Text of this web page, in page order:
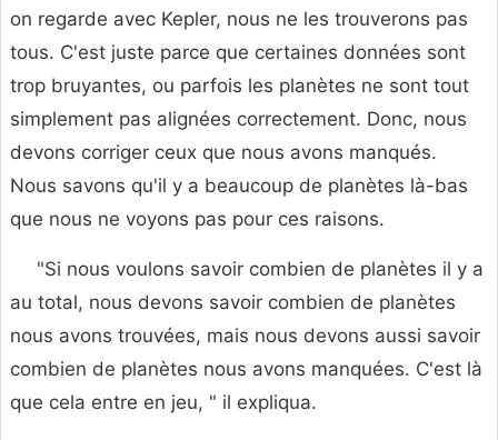
on regarde avec Kepler, nous ne les trouverons pas
tous. C'est juste parce que certaines données sont
trop bruyantes, ou parfois les planètes ne sont tout
simplement pas alignées correctement. Donc, nous
devons corriger ceux que nous avons manqués.
Nous savons qu'il y a beaucoup de planètes là-bas
que nous ne voyons pas pour ces raisons.
"Si nous voulons savoir combien de planètes il y a
au total, nous devons savoir combien de planètes
nous avons trouvées, mais nous devons aussi savoir
combien de planètes nous avons manquées. C'est là
que cela entre en jeu, " il expliqua.